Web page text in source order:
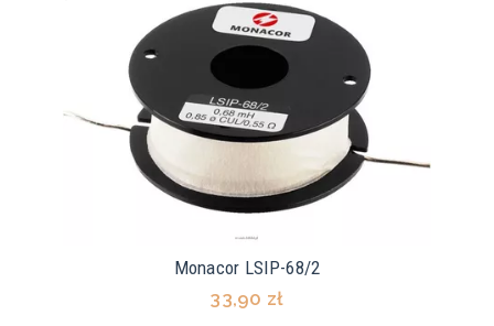
Monacor LSIP-68/2
33,90 zł